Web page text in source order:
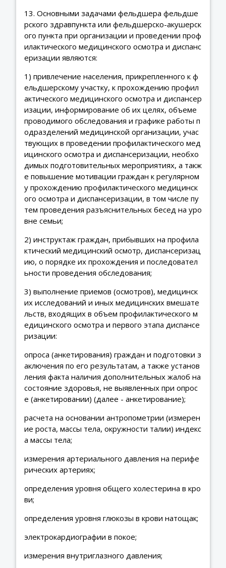
13. Основными задачами фельдшера фельдше
рского здравпункта или фельдшерско-акушерск
ого пункта при организации и проведении проф
илактического медицинского осмотра и диспанс
еризации являются:
1) привлечение населения, прикрепленного к ф
ельдшерскому участку, к прохождению профил
актического медицинского осмотра и диспансер
изации, информирование об их целях, объеме
проводимого обследования и графике работы п
одразделений медицинской организации, учас
твующих в проведении профилактического мед
ицинского осмотра и диспансеризации, необхо
димых подготовительных мероприятиях, а такж
е повышение мотивации граждан к регулярном
у прохождению профилактического медицинск
ого осмотра и диспансеризации, в том числе пу
тем проведения разъяснительных бесед на уро
вне семьи;
2) инструктаж граждан, прибывших на профила
ктический медицинский осмотр, диспансеризац
ию, о порядке их прохождения и последовател
ьности проведения обследования;
3) выполнение приемов (осмотров), медицинск
их исследований и иных медицинских вмешате
льств, входящих в объем профилактического м
едицинского осмотра и первого этапа диспансе
ризации:
опроса (анкетирования) граждан и подготовки з
аключения по его результатам, а также установ
ления факта наличия дополнительных жалоб на
состояние здоровья, не выявленных при опрос
е (анкетировании) (далее - анкетирование);
расчета на основании антропометрии (измерен
ие роста, массы тела, окружности талии) индекс
а массы тела;
измерения артериального давления на перифе
рических артериях;
определения уровня общего холестерина в кро
ви;
определения уровня глюкозы в крови натощак;
электрокардиографии в покое;
измерения внутриглазного давления;